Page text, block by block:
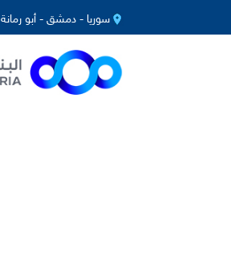
سوريا - دمشق - أبو رمانة